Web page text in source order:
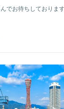
でお待ちしておりま